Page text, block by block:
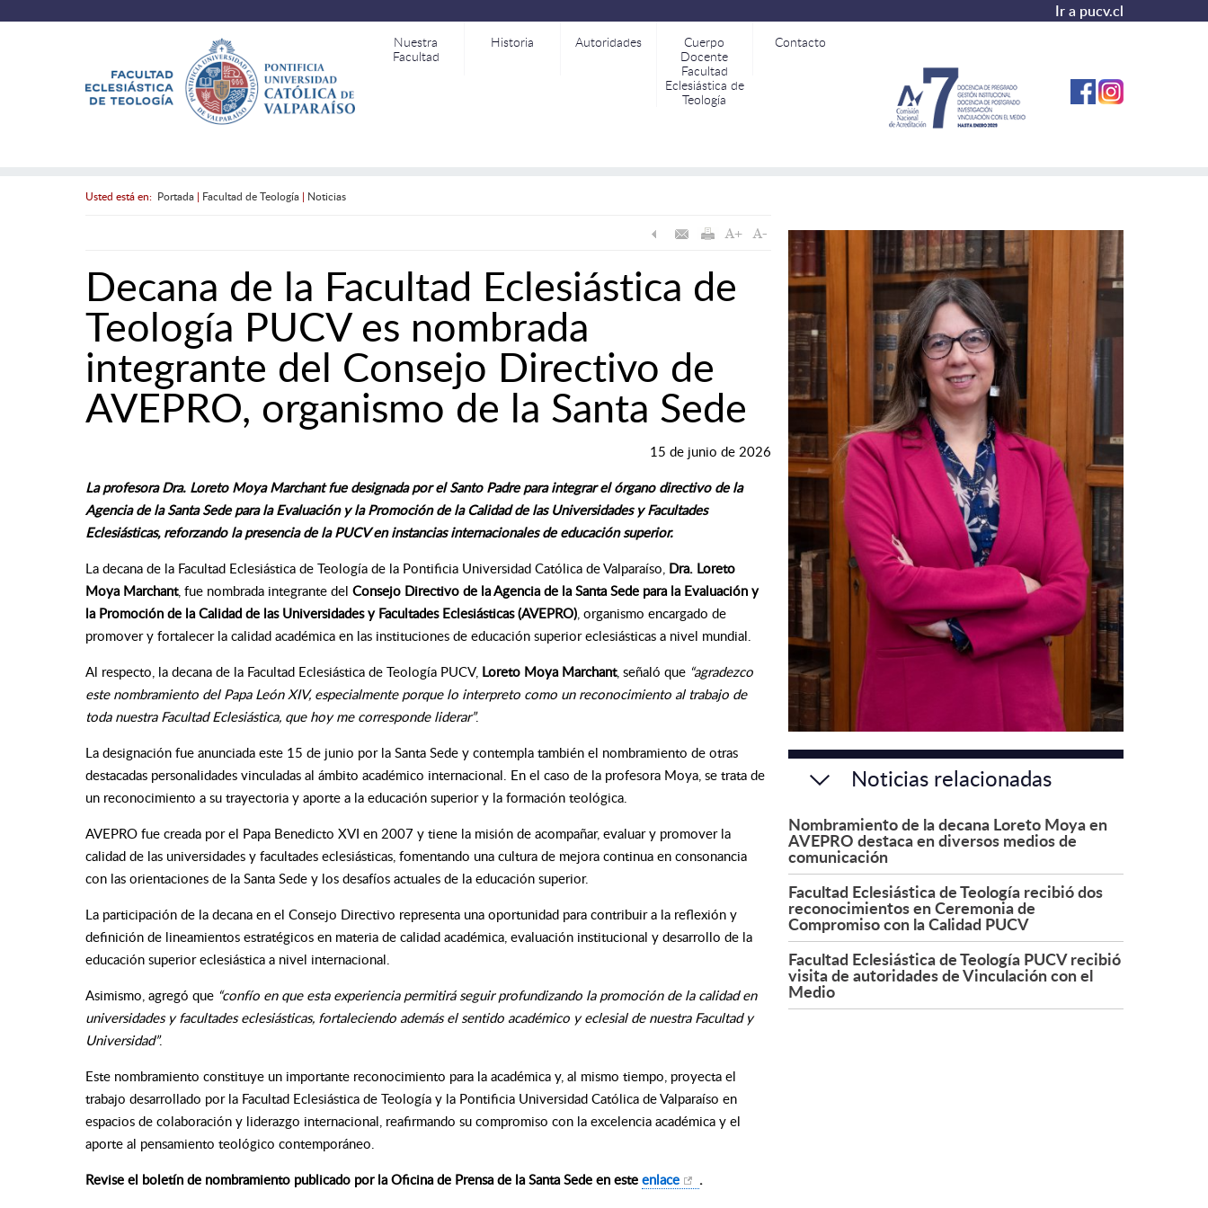
Ir a pucv.cl
Nuestra
Facultad
Historia Autoridades
Cuerpo
Docente
Facultad
Eclesiástica de
Teología
Contacto
Usted está en: Portada| Facultad de Teología| Noticias
Decana de la Facultad Eclesiástica de
Teología PUCV es nombrada
integrante del Consejo Directivo de
AVEPRO, organismo de la Santa Sede
15 de junio de 2026
La profesora Dra. Loreto Moya Marchant fue designada por el Santo Padre para integrar el órgano directivo de la
Agencia de la Santa Sede para la Evaluación y la Promoción de la Calidad de las Universidades y Facultades
Eclesiásticas, reforzando la presencia de la PUCV en instancias internacionales de educación superior.
La decana de la Facultad Eclesiástica de Teología de la Pontificia Universidad Católica de Valparaíso, Dra. Loreto
Moya Marchant, fue nombrada integrante del Consejo Directivo de la Agencia de la Santa Sede para la Evaluación y
la Promoción de la Calidad de las Universidades y Facultades Eclesiásticas (AVEPRO), organismo encargado de
promover y fortalecer la calidad académica en las instituciones de educación superior eclesiásticas a nivel mundial.
Al respecto, la decana de la Facultad Eclesiástica de Teología PUCV, Loreto Moya Marchant, señaló que “agradezco
este nombramiento del Papa León XIV, especialmente porque lo interpreto como un reconocimiento al trabajo de
toda nuestra Facultad Eclesiástica, que hoy me corresponde liderar”.
La designación fue anunciada este 15 de junio por la Santa Sede y contempla también el nombramiento de otras
destacadas personalidades vinculadas al ámbito académico internacional. En el caso de la profesora Moya, se trata de
un reconocimiento a su trayectoria y aporte a la educación superior y la formación teológica.
AVEPRO fue creada por el Papa Benedicto XVI en 2007 y tiene la misión de acompañar, evaluar y promover la
calidad de las universidades y facultades eclesiásticas, fomentando una cultura de mejora continua en consonancia
con las orientaciones de la Santa Sede y los desafíos actuales de la educación superior.
La participación de la decana en el Consejo Directivo representa una oportunidad para contribuir a la reflexión y
definición de lineamientos estratégicos en materia de calidad académica, evaluación institucional y desarrollo de la
educación superior eclesiástica a nivel internacional.
Asimismo, agregó que “confío en que esta experiencia permitirá seguir profundizando la promoción de la calidad en
universidades y facultades eclesiásticas, fortaleciendo además el sentido académico y eclesial de nuestra Facultad y
Universidad”.
Este nombramiento constituye un importante reconocimiento para la académica y, al mismo tiempo, proyecta el
trabajo desarrollado por la Facultad Eclesiástica de Teología y la Pontificia Universidad Católica de Valparaíso en
espacios de colaboración y liderazgo internacional, reafirmando su compromiso con la excelencia académica y el
aporte al pensamiento teológico contemporáneo.
Revise el boletín de nombramiento publicado por la Oficina de Prensa de la Santa Sede en este enlace .
Noticias relacionadas
Nombramiento de la decana Loreto Moya en
AVEPRO destaca en diversos medios de
comunicación
Facultad Eclesiástica de Teología recibió dos
reconocimientos en Ceremonia de
Compromiso con la Calidad PUCV
Facultad Eclesiástica de Teología PUCV recibió
visita de autoridades de Vinculación con el
Medio